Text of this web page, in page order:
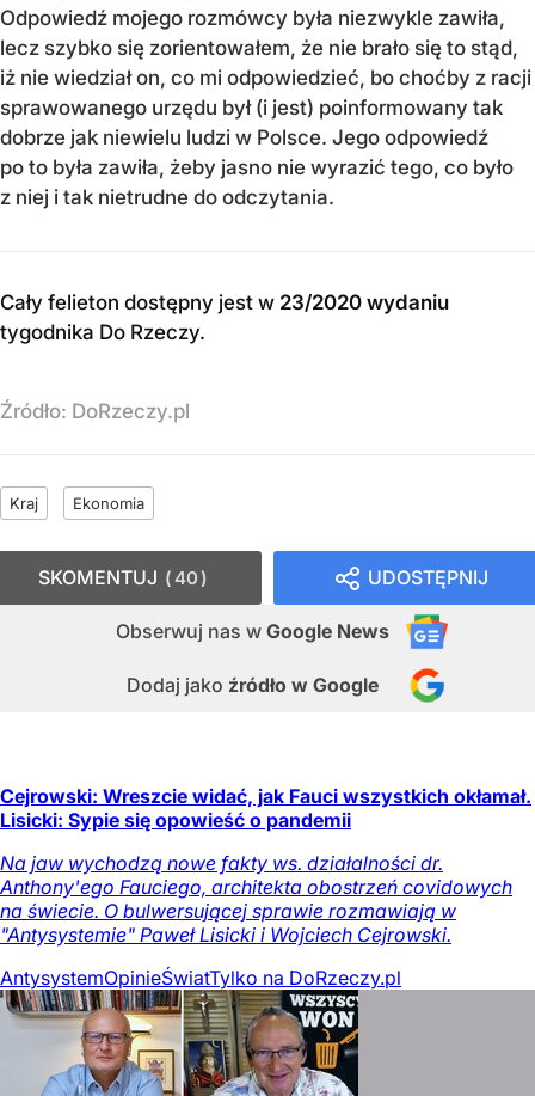
Odpowiedź mojego rozmówcy była niezwykle zawiła,
lecz szybko się zorientowałem, że nie brało się to stąd,
iż nie wiedział on, co mi odpowiedzieć, bo choćby z racji
sprawowanego urzędu był (i jest) poinformowany tak
dobrze jak niewielu ludzi w Polsce. Jego odpowiedź
po to była zawiła, żeby jasno nie wyrazić tego, co było
z niej i tak nietrudne do odczytania.
Cały felieton dostępny jest w 23/2020 wydaniu
tygodnika Do Rzeczy.
Źródło: DoRzeczy.pl
Kraj Ekonomia
UDOSTĘPNIJ
Obserwuj nas w Google News
Dodaj jako źródło w Google
SKOMENTUJ 40
Cejrowski: Wreszcie widać, jak Fauci wszystkich okłamał.
Lisicki: Sypie się opowieść o pandemii
Na jaw wychodzą nowe fakty ws. działalności dr.
Anthony'ego Fauciego, architekta obostrzeń covidowych
na świecie. O bulwersującej sprawie rozmawiają w
"Antysystemie" Paweł Lisicki i Wojciech Cejrowski.
AntysystemOpinieŚwiatTylko na DoRzeczy.pl